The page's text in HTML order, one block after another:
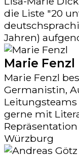
die Liste "20
Jahren)
Marie Fenzl
Marie Fenzl
Germanistin,
Leitungsteams
gerne mit
Würzburg